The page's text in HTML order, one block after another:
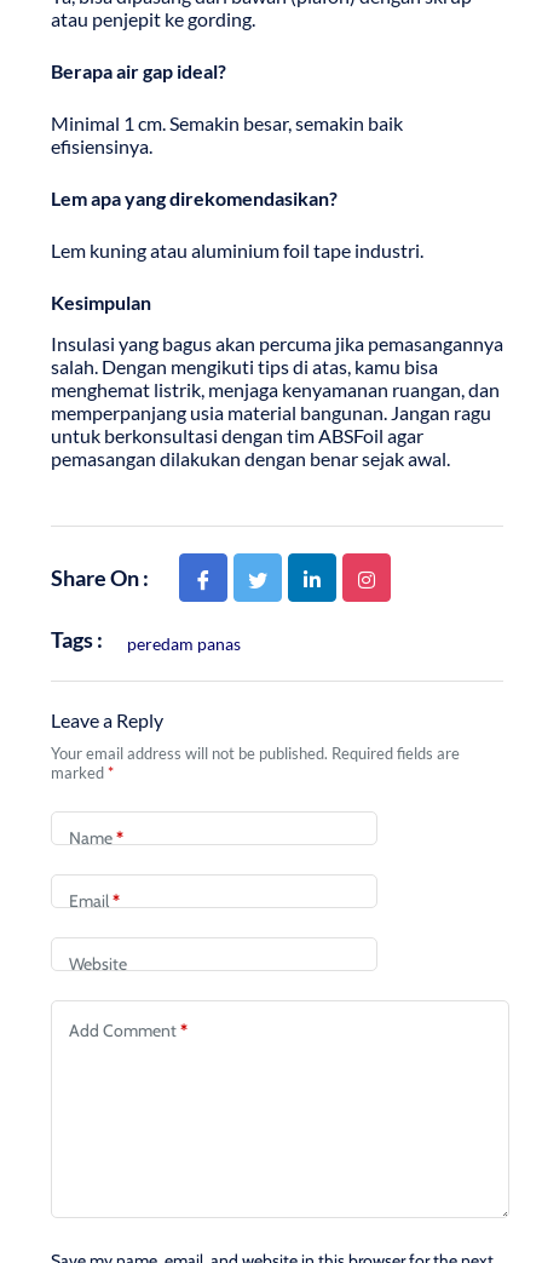
atau penjepit ke gording.
Berapa air gap ideal?
Minimal 1 cm. Semakin besar, semakin baik
efisiensinya.
Lem apa yang direkomendasikan?
Lem kuning atau aluminium foil tape industri.
Kesimpulan
Insulasi yang bagus akan percuma jika pemasangannya
salah. Dengan mengikuti tips di atas, kamu bisa
menghemat listrik, menjaga kenyamanan ruangan, dan
memperpanjang usia material bangunan. Jangan ragu
untuk berkonsultasi dengan tim ABSFoil agar
pemasangan dilakukan dengan benar sejak awal.
Tags : peredam panas
Share On :
Leave a Reply
Your email address will not be published. Required fields are
marked*
Name*
Email*
Website
Add Comment*